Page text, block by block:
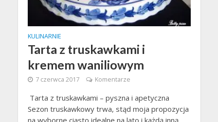
KULINARNIE
Tarta z truskawkami i
kremem waniliowym
7 czerwca 2017 Komentarze
Tarta z truskawkami – pyszna i apetyczna
Sezon truskawkowy trwa, stąd moja propozycja